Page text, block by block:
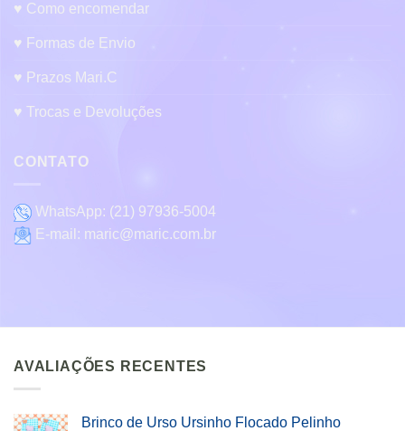
♥ Como encomendar
♥ Formas de Envio
♥ Prazos Mari.C
♥ Trocas e Devoluções
CONTATO
WhatsApp: (21) 97936-5004
E-mail: maric@maric.com.br
AVALIAÇÕES RECENTES
Brinco de Urso Ursinho Flocado Pelinho